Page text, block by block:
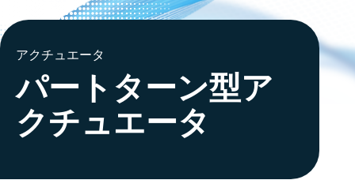
サービス
弊社概要
連絡先
北米
アクチュエータ
パートターン型ア
クチュエータ